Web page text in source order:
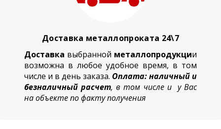
Доставка металлопроката 24\7
Доставка выбранной металлопродукции
возможна в любое удобное время, в том
числе и в день заказа. Оплата: наличный и
безналичный расчет, в том числе и у Вас
на объекте по факту получения